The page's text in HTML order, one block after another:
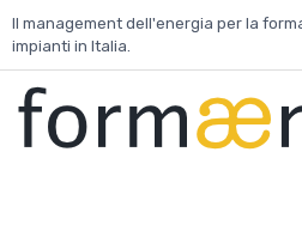
Skip
to
content
Il management dell'energia per la
impianti in Italia.